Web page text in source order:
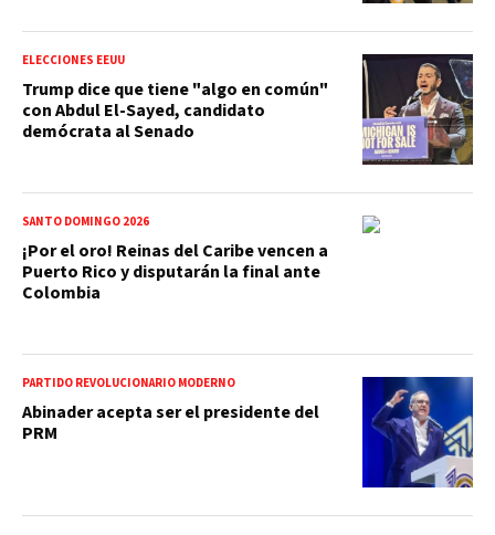
ELECCIONES EEUU
Trump dice que tiene "algo en común"
con Abdul El-Sayed, candidato
demócrata al Senado
SANTO DOMINGO 2026
¡Por el oro! Reinas del Caribe vencen a
Puerto Rico y disputarán la final ante
Colombia
PARTIDO REVOLUCIONARIO MODERNO
Abinader acepta ser el presidente del
PRM